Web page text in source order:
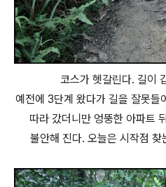
코스가 헷갈린다. 길이
예전에 3단계 왔다가 길을 잘못들
따라 갔더니만 엉뚱한 아파트
불안해 진다. 오늘은 시작점